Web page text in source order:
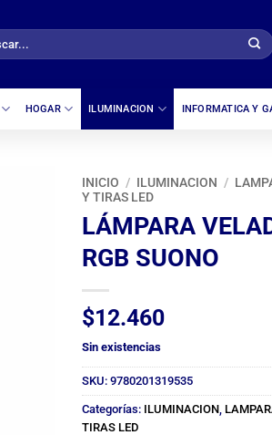
HOGAR ILUMINACION INFORMATICA Y
INICIO / ILUMINACION /
Y TIRAS LED
LÁMPARA
RGB SUONO
$12.460
Sin existencias
SKU: 9780201319535
Categorías: ILUMINACION
TIRAS LED